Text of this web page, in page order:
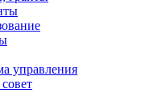
управления